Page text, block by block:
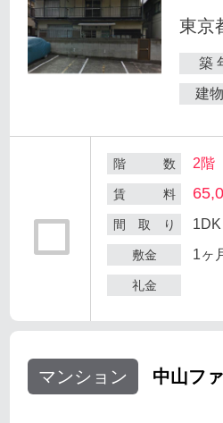
東京
築
建
階 数 2階
賃 料
間 取 り 1DK
敷金 1ヶ
礼金
マンション 中山フ